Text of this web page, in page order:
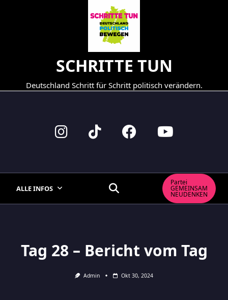
SCHRITTE TUN
Deutschland Schritt für Schritt politisch verändern.
ALLE INFOS
Partei
GEMEINSAM
NEUDENKEN
Tag 28 – Bericht vom Tag
Admin Okt 30, 2024